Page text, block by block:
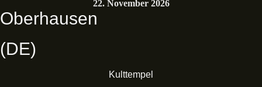
22. November 2026
Oberhausen
(DE)
Kulttempel